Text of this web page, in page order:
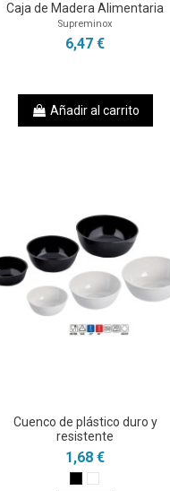
Caja de Madera Alimentaria
Supreminox
6,47 €
Añadir al carrito
Cuenco de plástico duro y
resistente
1,68 €